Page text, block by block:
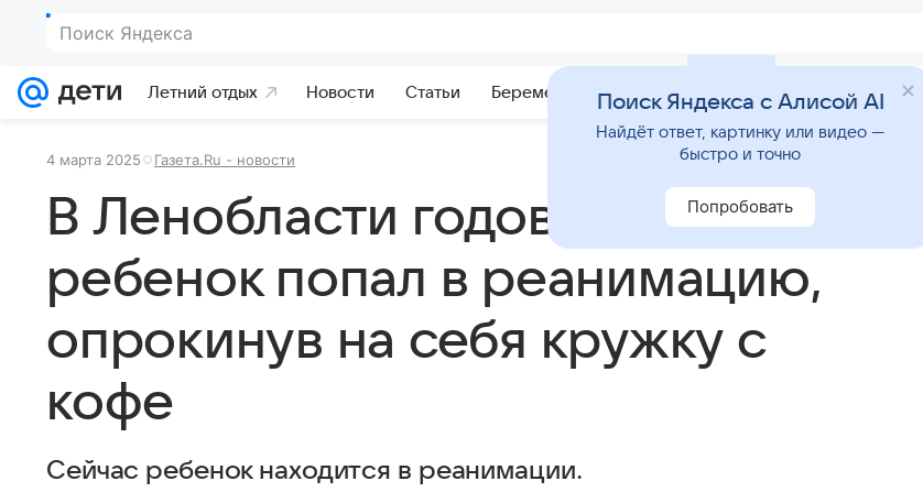
Поиск Яндекса
Летний отдых Новости Статьи Беременность Развитие Почемучка Учебник
4 марта 2025 Газета.Ru - новости
В Ленобласти годовалый
ребенок попал в реанимацию,
опрокинув на себя кружку с
кофе
Сейчас ребенок находится в реанимации.
Поиск Яндекса с Алисой AI
Найдёт ответ, картинку или видео —
быстро и точно
Попробовать